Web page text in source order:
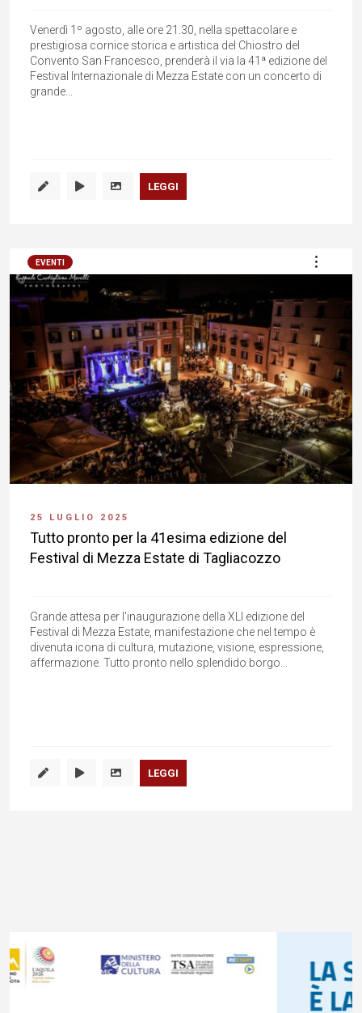
Venerdì 1º agosto, alle ore 21.30, nella spettacolare e
prestigiosa cornice storica e artistica del Chiostro del
Convento San Francesco, prenderà il via la 41ª edizione del
Festival Internazionale di Mezza Estate con un concerto di
grande...
LEGGI
EVENTI
25 LUGLIO 2025
Tutto pronto per la 41esima edizione del
Festival di Mezza Estate di Tagliacozzo
Grande attesa per l'inaugurazione della XLI edizione del
Festival di Mezza Estate, manifestazione che nel tempo è
divenuta icona di cultura, mutazione, visione, espressione,
affermazione. Tutto pronto nello splendido borgo...
LEGGI